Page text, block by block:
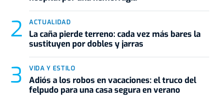
ACTUALIDAD
La caña pierde terreno: cada vez más bares la
sustituyen por dobles y jarras
VIDA Y ESTILO
Adiós a los robos en vacaciones: el truco del
felpudo para una casa segura en verano